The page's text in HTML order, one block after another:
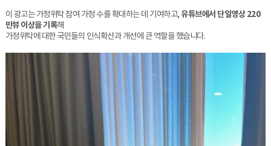
이 광고는 가정위탁 참여 가정 수를 확대하는 데 기여하고,유튜브에서 단일영상 220
만뷰 이상을 기록해
가정위탁에 대한 국민들의 인식확산과 개선에 큰 역할을 했습니다.